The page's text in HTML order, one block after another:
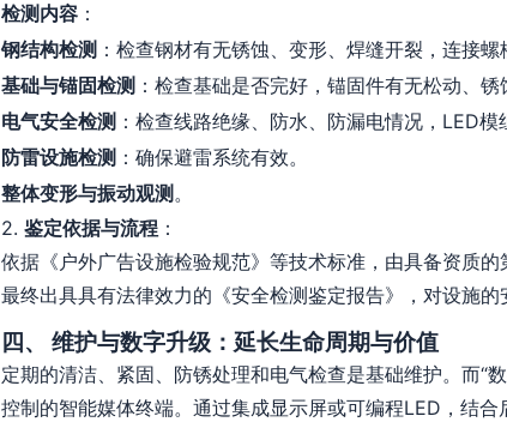
检测内容 ：
钢结构检测 ：检查钢材有无锈蚀、变形、焊缝开裂，连接螺
基础与锚固检测 ：检查基础是否完好，锚固件有无松动、锈
电气安全检测 ：检查线路绝缘、防水、防漏电情况，LED模
防雷设施检测 ：确保避雷系统有效。
整体变形与振动观测 。
2. 鉴定依据与流程 ：
依据《户外广告设施检验规范》等技术标准，由具备资质
最终出具具有法律效力的《安全检测鉴定报告》，对设施的
四、 维护与数字升级：延长生命周期与价值
定期的清洁、紧固、防锈处理和电气检查是基础维护。而“
控制的智能媒体终端。通过集成显示屏或可编程LED，结